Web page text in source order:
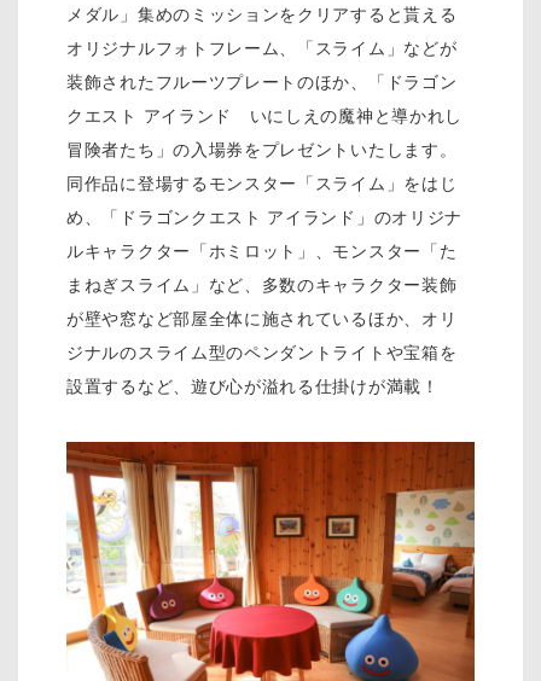
メダル」集めのミッションをクリアすると貰える
オリジナルフォトフレーム、「スライム」などが
装飾されたフルーツプレートのほか、「ドラゴン
クエスト アイランド いにしえの魔神と導かれし
冒険者たち」の入場券をプレゼントいたします。
同作品に登場するモンスター「スライム」をはじ
め、「ドラゴンクエスト アイランド」のオリジナ
ルキャラクター「ホミロット」、モンスター「た
まねぎスライム」など、多数のキャラクター装飾
が壁や窓など部屋全体に施されているほか、オリ
ジナルのスライム型のペンダントライトや宝箱を
設置するなど、遊び心が溢れる仕掛けが満載！